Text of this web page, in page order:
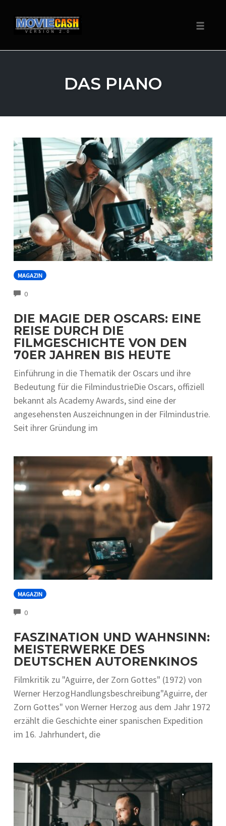
DAS PIANO
MAGAZIN
0COMMENTS
DIE MAGIE DER OSCARS: EINE
REISE DURCH DIE
FILMGESCHICHTE VON DEN
70ER JAHREN BIS HEUTE
Einführung in die Thematik der Oscars und ihre
Bedeutung für die FilmindustrieDie Oscars, offiziell
bekannt als Academy Awards, sind eine der
angesehensten Auszeichnungen in der Filmindustrie.
Seit ihrer Gründung im
MAGAZIN
0COMMENTS
FASZINATION UND WAHNSINN:
MEISTERWERKE DES
DEUTSCHEN AUTORENKINOS
Filmkritik zu "Aguirre, der Zorn Gottes" (1972) von
Werner HerzogHandlungsbeschreibung"Aguirre, der
Zorn Gottes" von Werner Herzog aus dem Jahr 1972
erzählt die Geschichte einer spanischen Expedition
im 16. Jahrhundert, die